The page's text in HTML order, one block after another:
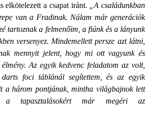
elkötelezett a csapat iránt.
„A családunkban
van a Fradinak. Nálam már generációk
tartoznak a felmenőim, a fiúnk és a lányunk
versenyez. Mindemellett persze azt látni,
mennyit jelent, hogy mi ott vagyunk és
Az egyik kedvenc feladatom az volt,
foci táblánál segítettem, és az egyik
a három pontjának, mintha világbajnok lett
a tapasztalásokért már megéri az